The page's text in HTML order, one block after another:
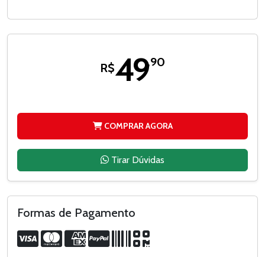
R$49,90
COMPRAR AGORA
Tirar Dúvidas
Formas de Pagamento